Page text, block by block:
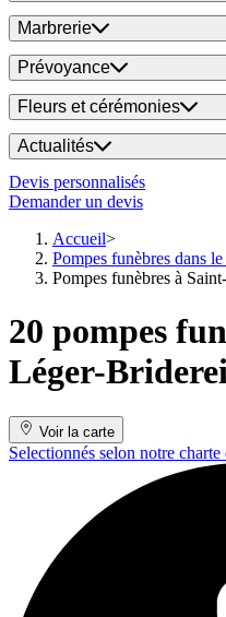
Marbrerie
Prévoyance
Fleurs et cérémonies
Actualités
Devis personnalisés
Demander un devis
Accueil
Pompes funèbres dans
Pompes funèbres à
20 pompes
Léger-
Voir la carte
Selectionnés selon notre